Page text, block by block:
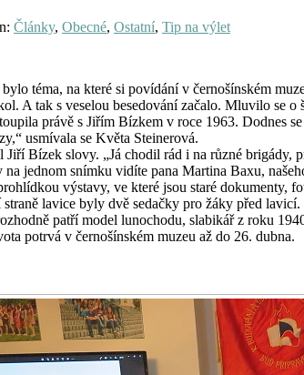
Články, Obecné, Ostatní, Tip na výlet
téma, na které si povídání v černošínském
A tak s veselou besedování začalo. Mluvilo se
právě s Jiřím Bízkem v roce 1963. Dodnes
usmívala se Květa Steinerová.
Bízek slovy. „Já chodil rád i na různé brigády,
jednom snímku vidíte pana Martina Baxu,
výstavy, ve které jsou staré
straně lavice byly dvě sedačky pro žáky před
patří model lunochodu, slabikář z roku
potrvá v černošínském muzeu až do 26. dubna.